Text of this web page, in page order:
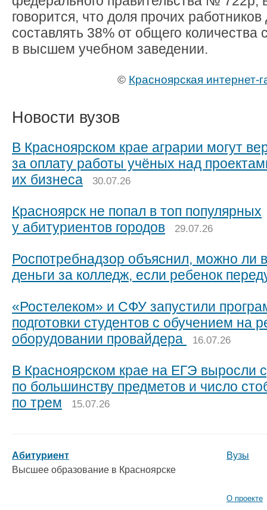
говорится, что доля прочих
составлять 38% от общего количества
в высшем учебном заведении.
© Красноярская интернет-
Новости вузов
В Красноярском крае аграрии могут
за оплату работы учёных над
их бизнеса
30.07.26
Красноярск не попал в топ популярных
у абитуриентов городов
29.07.26
Роспотребнадзор объяснил, можно ли
деньги за колледж, если ребенок
«Ростелеком» и СФУ запустили
подготовки студентов с обучением на
оборудовании провайдера
16.07.26
В Красноярском крае на ЕГЭ выросли
по большинству предметов и число
по трем
15.07.26
Абитуриент
Высшее образование в Красноярске
Вузы
О проекте